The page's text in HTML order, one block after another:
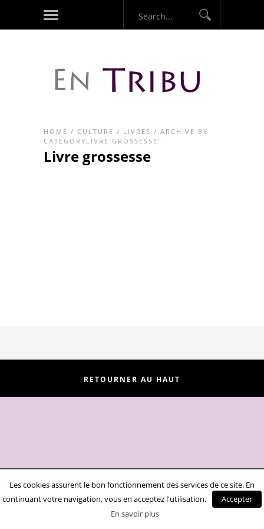
HOME / CULTURE / LIVRES / ARCHIVE BY
CATEGORYLIVRE GROSSESSE"
Livre grossesse
RETOURNER AU HAUT
Les cookies assurent le bon fonctionnement des services de ce site. En
continuant votre navigation, vous en acceptez l'utilisation.
Accepter
En savoir plus